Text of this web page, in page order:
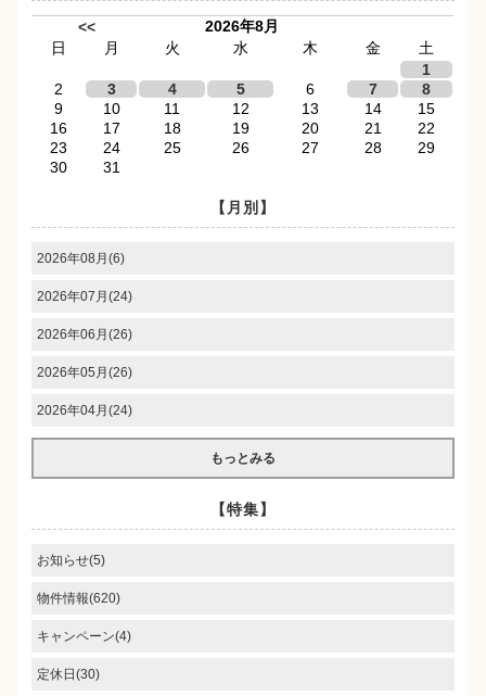
<<
2026年8月
日
月 火 水 木 金
土
1
2
3 4 5 6 7
8
9
10 11 12 13 14
15
16
17 18 19 20 21
22
23
24 25 26 27 28
29
30
31
【月別】
2026年08月(6)
2026年07月(24)
2026年06月(26)
2026年05月(26)
2026年04月(24)
もっとみる
【特集】
お知らせ(5)
物件情報(620)
キャンペーン(4)
定休日(30)